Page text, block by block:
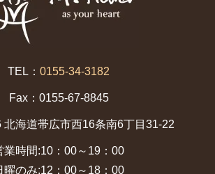
TEL： 0155-34-3182
Fax：0155-67-8845
北海道帯広市西16条南6丁目31-22
業時間:10：00～19：00
曜のみ:12：00～18：00